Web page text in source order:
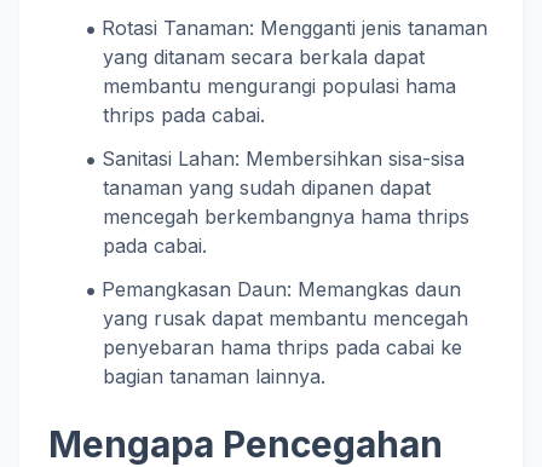
Rotasi Tanaman: Mengganti jenis tanaman
yang ditanam secara berkala dapat
membantu mengurangi populasi hama
thrips pada cabai.
Sanitasi Lahan: Membersihkan sisa-sisa
tanaman yang sudah dipanen dapat
mencegah berkembangnya hama thrips
pada cabai.
Pemangkasan Daun: Memangkas daun
yang rusak dapat membantu mencegah
penyebaran hama thrips pada cabai ke
bagian tanaman lainnya.
Mengapa Pencegahan